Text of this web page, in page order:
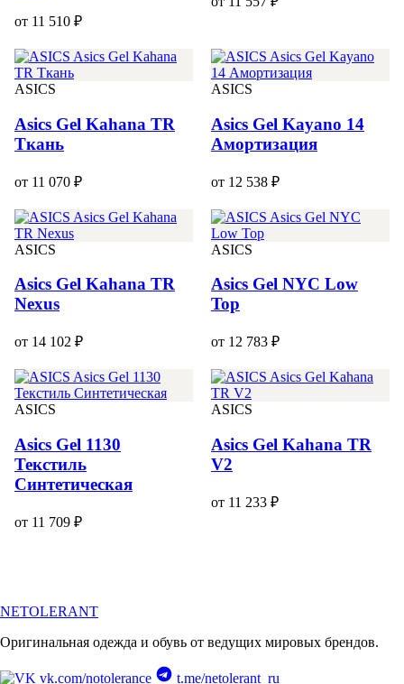
от 11 510 ₽
ASICS
Asics Gel Kahana TR
Ткань
от 11 070 ₽
ASICS
Asics Gel Kayano 14
Амортизация
от 12 538 ₽
ASICS
Asics Gel Kahana TR
Nexus
от 14 102 ₽
ASICS
Asics Gel NYC Low
Top
от 12 783 ₽
ASICS
Asics Gel 1130
Текстиль
Синтетическая
от 11 709 ₽
ASICS
Asics Gel Kahana TR
V2
от 11 233 ₽
NETOLERANT
Оригинальная одежда и обувь от ведущих мировых брендов.
vk.com/notolerance t.me/netolerant_ru